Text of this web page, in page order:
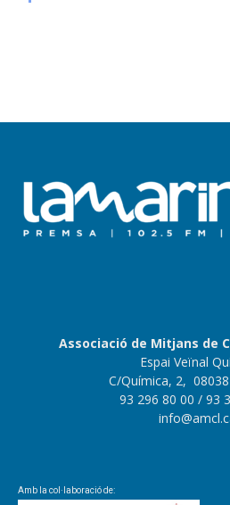
Associació de Mitjans de
Espai Veïnal
C/Química, 2,
93 296 80 00 / 93
Amb la col·laboració de: